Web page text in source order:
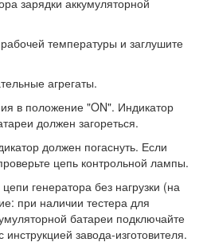
температуры и заглушите
агрегаты.
в положение "ON". Индикатор
должен загореться.
должен погаснуть. Если
цепь контрольной лампы.
генератора без нагрузки (на
при наличии тестера для
батареи подключайте
инструкцией завода-изготовителя.